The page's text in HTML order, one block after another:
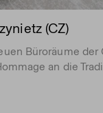
(CZ)
Büroräume der
an die